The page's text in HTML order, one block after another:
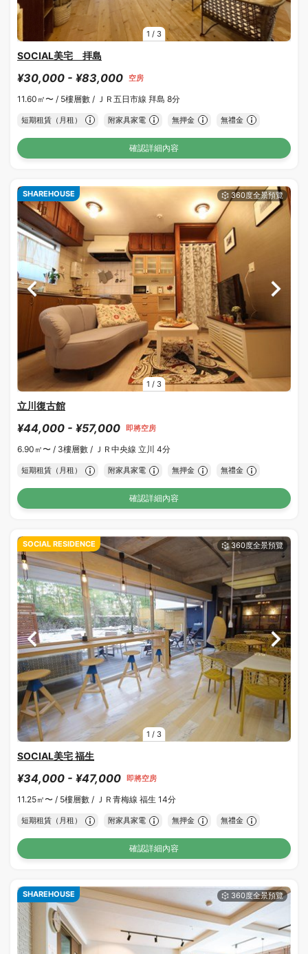
1 / 3
SOCIAL美宅 拝島
¥30,000 - ¥83,000 空房
11.60㎡〜 / 5樓層數 / ＪＲ五日市線 拜島 8分
短期租賃（月租） 附家具家電 無押金 無禮金
確認詳細內容
1 / 3
SHAREHOUSE
立川復古館
¥44,000 - ¥57,000 即將空房
6.90㎡〜 / 3樓層數 / ＪＲ中央線 立川 4分
短期租賃（月租） 附家具家電 無押金 無禮金
確認詳細內容
1 / 3
SOCIAL RESIDENCE
SOCIAL美宅 福生
¥34,000 - ¥47,000 即將空房
11.25㎡〜 / 5樓層數 / ＪＲ青梅線 福生 14分
短期租賃（月租） 附家具家電 無押金 無禮金
確認詳細內容
SHAREHOUSE